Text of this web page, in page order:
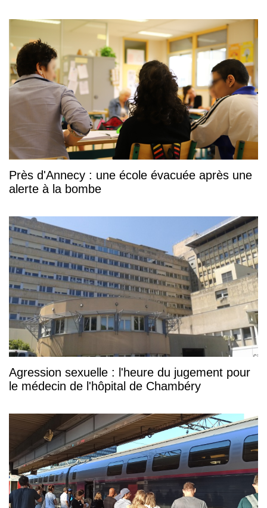
Près d'Annecy : une école évacuée après une
alerte à la bombe
Agression sexuelle : l'heure du jugement pour
le médecin de l'hôpital de Chambéry